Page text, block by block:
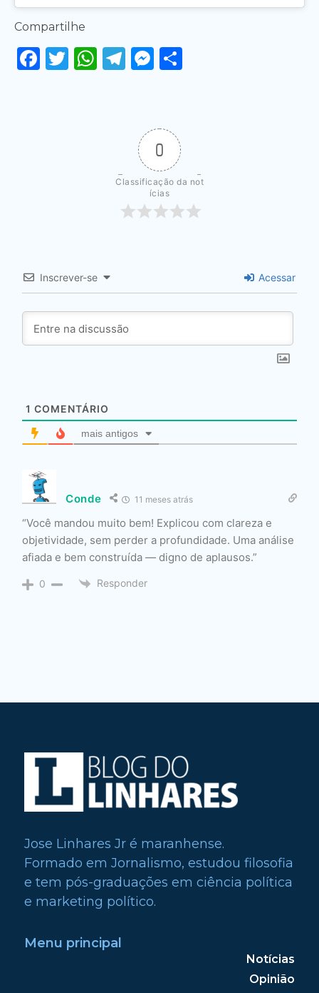
Compartilhe
Facebook
Twitter
WhatsApp
Telegram
Messenger
0
Classificação da not
ícias
Inscrever-se Acessar
1 COMENTÁRIO
mais antigos
Conde 11 meses atrás
“Você mandou muito bem! Explicou com clareza e
objetividade, sem perder a profundidade. Uma análise
afiada e bem construída — digno de aplausos.”
0 Responder
Jose Linhares Jr é maranhense.
Formado em Jornalismo, estudou filosofia
e tem pós-graduações em ciência política
e marketing político.
Menu principal
Notícias
Opinião